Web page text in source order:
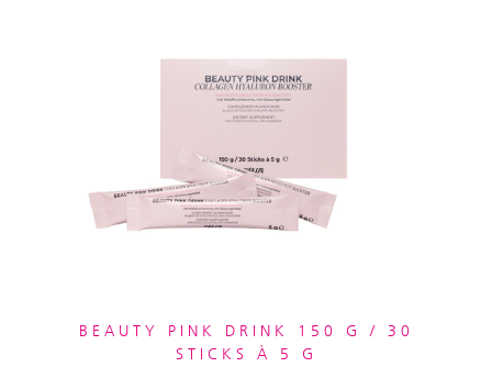
BEAUTY PINK DRINK 150 G / 30
STICKS À 5 G